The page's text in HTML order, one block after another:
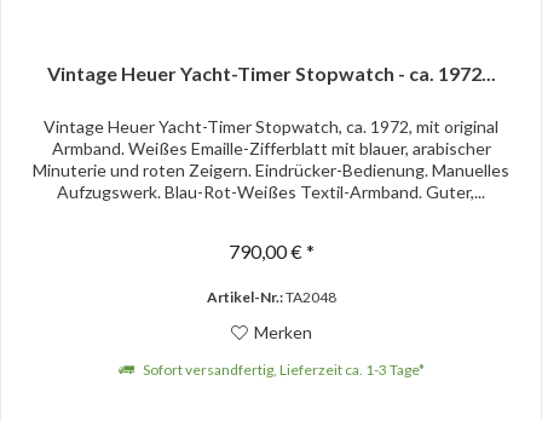
Vintage Heuer Yacht-Timer Stopwatch - ca. 1972...
Vintage Heuer Yacht-Timer Stopwatch, ca. 1972, mit original
Armband. Weißes Emaille-Zifferblatt mit blauer, arabischer
Minuterie und roten Zeigern. Eindrücker-Bedienung. Manuelles
Aufzugswerk. Blau-Rot-Weißes Textil-Armband. Guter,...
790,00 € *
Artikel-Nr.:TA2048
Merken
Sofort versandfertig, Lieferzeit ca. 1-3 Tage*